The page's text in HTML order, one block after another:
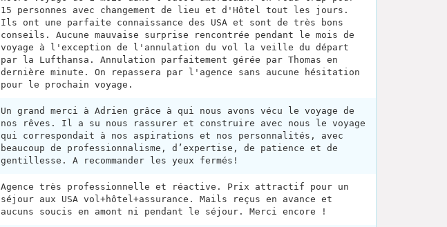
15 personnes avec changement de lieu et d'Hôtel tout les jours.
Ils ont une parfaite connaissance des USA et sont de très bons
conseils. Aucune mauvaise surprise rencontrée pendant le mois de
voyage à l'exception de l'annulation du vol la veille du départ
par la Lufthansa. Annulation parfaitement gérée par Thomas en
dernière minute. On repassera par l'agence sans aucune hésitation
pour le prochain voyage.
Un grand merci à Adrien grâce à qui nous avons vécu le voyage de
nos rêves. Il a su nous rassurer et construire avec nous le voyage
qui correspondait à nos aspirations et nos personnalités, avec
beaucoup de professionnalisme, d’expertise, de patience et de
gentillesse. A recommander les yeux fermés!
Agence très professionnelle et réactive. Prix attractif pour un
séjour aux USA vol+hôtel+assurance. Mails reçus en avance et
aucuns soucis en amont ni pendant le séjour. Merci encore !